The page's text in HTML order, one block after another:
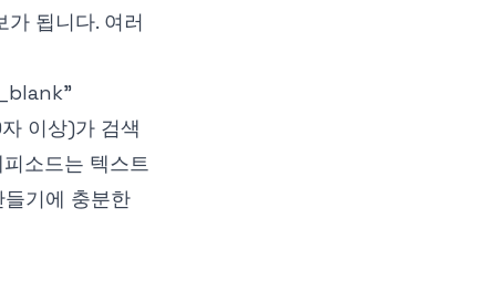
됩니다. 여러
이상)가 검색
소드는 텍스트
기에 충분한